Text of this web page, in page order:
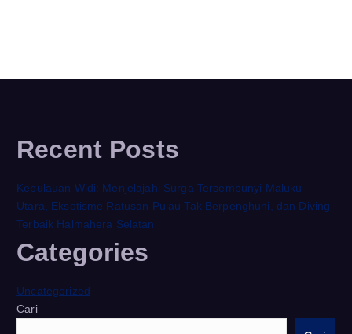
Recent Posts
Kepulauan Widi: Menjelajahi Surga Tersembunyi Maluku
Utara, Eksotisme Ratusan Pulau Tak Berpenghuni, dan Diving
Terbaik Halmahera Selatan
Categories
Uncategorized
Cari